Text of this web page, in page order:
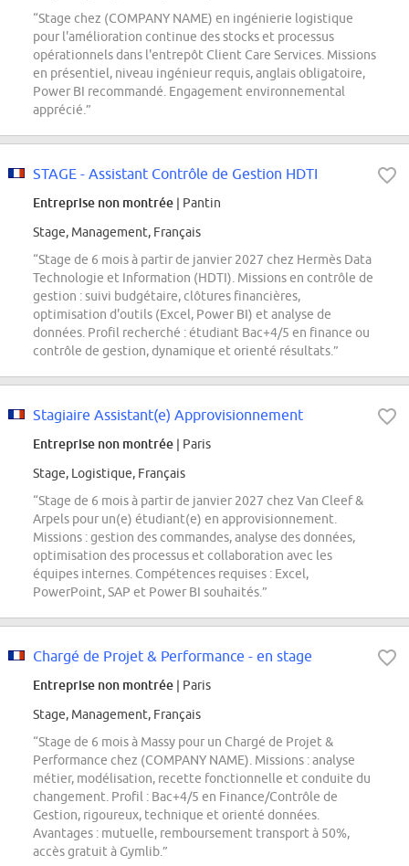
“Stage chez (COMPANY NAME) en ingénierie logistique
pour l'amélioration continue des stocks et processus
opérationnels dans l'entrepôt Client Care Services. Missions
en présentiel, niveau ingénieur requis, anglais obligatoire,
Power BI recommandé. Engagement environnemental
apprécié.”
STAGE - Assistant Contrôle de Gestion HDTI
Entreprise non montrée | Pantin
Stage, Management, Français
“Stage de 6 mois à partir de janvier 2027 chez Hermès Data
Technologie et Information (HDTI). Missions en contrôle de
gestion : suivi budgétaire, clôtures financières,
optimisation d'outils (Excel, Power BI) et analyse de
données. Profil recherché : étudiant Bac+4/5 en finance ou
contrôle de gestion, dynamique et orienté résultats.”
Stagiaire Assistant(e) Approvisionnement
Entreprise non montrée | Paris
Stage, Logistique, Français
“Stage de 6 mois à partir de janvier 2027 chez Van Cleef &
Arpels pour un(e) étudiant(e) en approvisionnement.
Missions : gestion des commandes, analyse des données,
optimisation des processus et collaboration avec les
équipes internes. Compétences requises : Excel,
PowerPoint, SAP et Power BI souhaités.”
Chargé de Projet & Performance - en stage
Entreprise non montrée | Paris
Stage, Management, Français
“Stage de 6 mois à Massy pour un Chargé de Projet &
Performance chez (COMPANY NAME). Missions : analyse
métier, modélisation, recette fonctionnelle et conduite du
changement. Profil : Bac+4/5 en Finance/Contrôle de
Gestion, rigoureux, technique et orienté données.
Avantages : mutuelle, remboursement transport à 50%,
accès gratuit à Gymlib.”